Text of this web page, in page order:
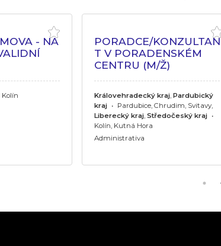
- NA
Kolín
PORADCE/KONZULTAN
T V PORADENSKÉM
CENTRU (M/Ž)
Královehradecký kraj Pardubický
kraj • Pardubice, Chrudim, Svitavy,
Liberecký kraj Středočeský kraj •
Kolín, Kutná Hora
Administrativa